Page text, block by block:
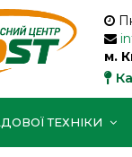
м.
ТЕХНІКИ